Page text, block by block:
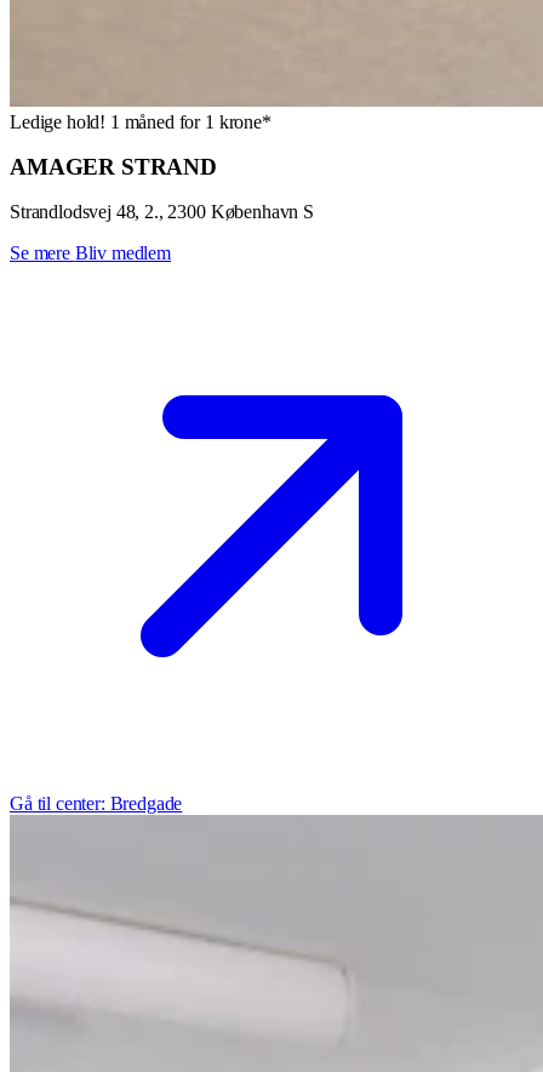
Ledige hold! 1 måned for 1 krone*
AMAGER STRAND
Strandlodsvej 48, 2., 2300 København S
Se mere Bliv medlem
Gå til center: Bredgade